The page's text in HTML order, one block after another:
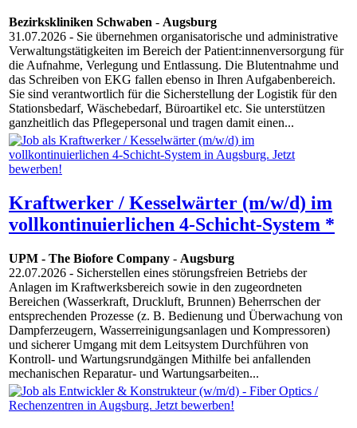
Bezirkskliniken Schwaben - Augsburg
31.07.2026 - Sie übernehmen organisatorische und administrative
Verwaltungstätigkeiten im Bereich der Patient:innenversorgung für
die Aufnahme, Verlegung und Entlassung. Die Blutentnahme und
das Schreiben von EKG fallen ebenso in Ihren Aufgabenbereich.
Sie sind verantwortlich für die Sicherstellung der Logistik für den
Stationsbedarf, Wäschebedarf, Büroartikel etc. Sie unterstützen
ganzheitlich das Pflegepersonal und tragen damit einen...
Kraftwerker / Kesselwärter (m/w/d) im
vollkontinuierlichen 4-Schicht-System *
UPM - The Biofore Company - Augsburg
22.07.2026 - Sicherstellen eines störungsfreien Betriebs der
Anlagen im Kraftwerksbereich sowie in den zugeordneten
Bereichen (Wasserkraft, Druckluft, Brunnen) Beherrschen der
entsprechenden Prozesse (z. B. Bedienung und Überwachung von
Dampferzeugern, Wasserreinigungsanlagen und Kompressoren)
und sicherer Umgang mit dem Leitsystem Durchführen von
Kontroll- und Wartungsrundgängen Mithilfe bei anfallenden
mechanischen Reparatur- und Wartungsarbeiten...